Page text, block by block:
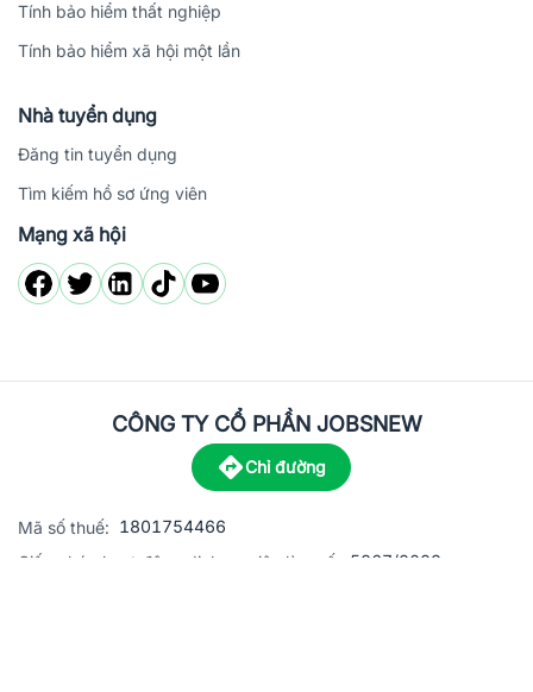
Tính bảo hiểm thất nghiệp
Tính bảo hiểm xã hội một lần
Nhà tuyển dụng
Đăng tin tuyển dụng
Tìm kiếm hồ sơ ứng viên
Mạng xã hội
CÔNG TY CỔ PHẦN JOBSNEW
Chỉ đường
Mã số thuế: 1801754466
Giấy phép hoạt động dịch vụ việc làm số:
5867/2023